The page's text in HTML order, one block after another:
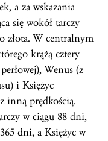
a za wskazania
się wokół tarczy
złota. W centralnym
krążą cztery
Wenus (z
i Księżyc
inną prędkością.
w ciągu 88 dni,
dni, a Księżyc w